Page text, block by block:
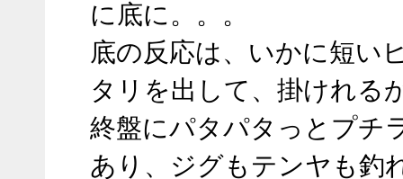
底に。。。
底の反応は、いかに短い
リを出して、掛けれるか
終盤にパタパタっとプチ
り、ジグもテンヤも釣れ